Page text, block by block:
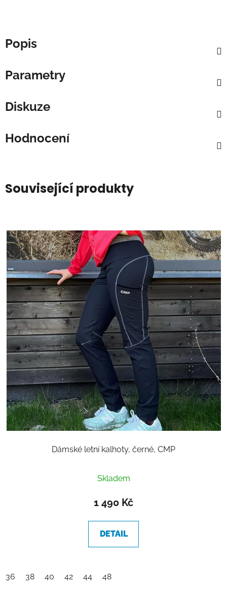
Popis
Parametry
Diskuze
Hodnocení
Související produkty
Dámské letní kalhoty, černé, CMP
Skladem
1 490 Kč
DETAIL
36 38 40 42 44 48